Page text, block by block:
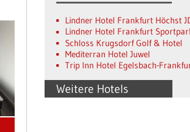
Weitere Hotels
Lindner Hotel Frankfurt Höchst
Lindner Hotel Frankfurt
Schloss Krugsdorf Golf & Hotel
Mediterran Hotel Juwel
Trip Inn Hotel Egelsbach-